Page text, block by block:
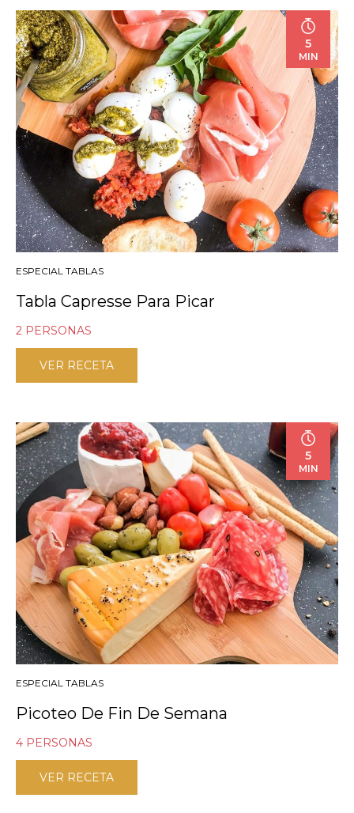
5
MIN
ESPECIAL TABLAS
Tabla Capresse Para Picar
2 PERSONAS
VER RECETA
5
MIN
ESPECIAL TABLAS
Picoteo De Fin De Semana
4 PERSONAS
VER RECETA